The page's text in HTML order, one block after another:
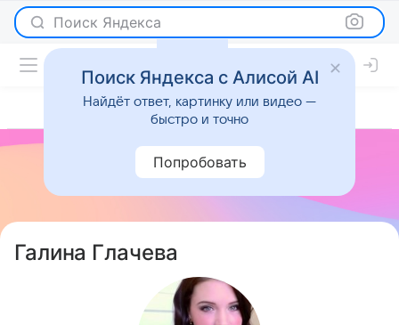
Поиск Яндекса
Галина Глачева
Поиск Яндекса с Алисой AI
Найдёт ответ, картинку или видео —
быстро и точно
Попробовать